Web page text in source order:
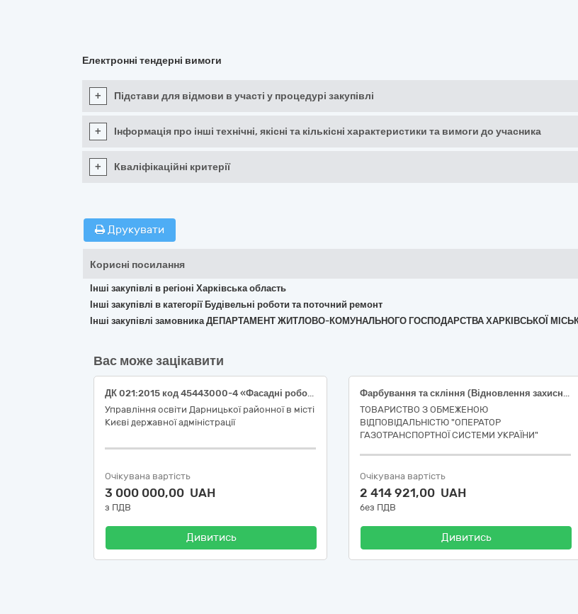
Електронні тендерні вимоги
+ Підстави для відмови в участі у процедурі закупівлі
+ Інформація про інші технічні, якісні та кількісні характеристики та вимоги до учасника
+ Кваліфікаційні критерії
Друкувати
Корисні посилання
Інші закупівлі в регіоні Харківська область
Інші закупівлі в категорії Будівельні роботи та поточний ремонт
Інші закупівлі замовника ДЕПАРТАМЕНТ ЖИТЛОВО-КОМУНАЛЬНОГО ГОСПОДАРСТВА ХАРКІВСЬКОЇ
Вас може зацікавити
ДК 021:2015 код 45443000-4 «Фасадні роботи» (Капітальний ремонт фасаду) (заходи з енергозбереження) в закладі дошкільної освіти (ясла-садок) № 5 Дарницького району м. Києва, вул. Срібнокільська, 4-А
Управління освіти Дарницької районної в місті
Києві державної адміністрації
Очікувана вартість
3 000 000,00 UAH
з ПДВ
Дивитись
Фарбування та скління (Відновлення захисного лакофарбового покриття трубопроводів, запірної арматури та відновлення захисного покриття переходів "земля-повітря" вузла запуску/приймання внутрішньотрубних засобів очищення та діагностування лінійної частини магістральних газопроводів (Подільське ЛВУМГ Звягельська ПД))
ТОВАРИСТВО З ОБМЕЖЕНОЮ
ВІДПОВІДАЛЬНІСТЮ "ОПЕРАТОР
ГАЗОТРАНСПОРТНОЇ СИСТЕМИ УКРАЇНИ"
Очікувана вартість
2 414 921,00 UAH
без ПДВ
Дивитись